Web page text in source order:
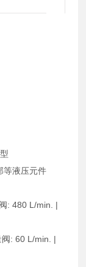
等液压元件
: 480 L/min. |
: 60 L/min. |